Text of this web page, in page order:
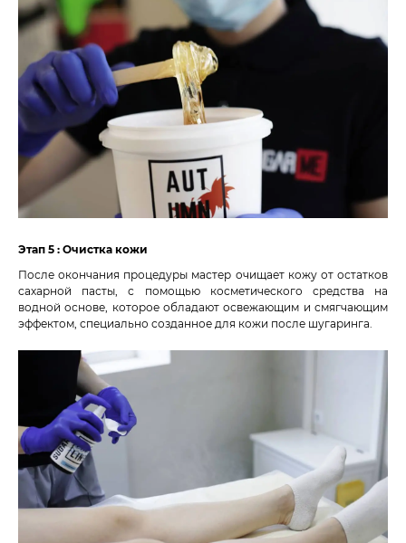
Этап 5 : Очистка кожи
После окончания процедуры мастер очищает кожу от остатков
сахарной пасты, с помощью косметического средства на
водной основе, которое обладают освежающим и смягчающим
эффектом, специально созданное для кожи после шугаринга.